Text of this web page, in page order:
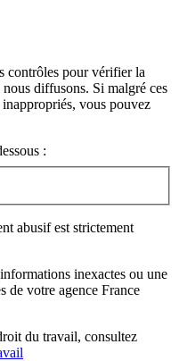
contrôles pour vérifier la
diffusons. Si malgré ces
vous pouvez
:
abusif est strictement
informations inexactes ou une
de votre agence France
du travail, consultez